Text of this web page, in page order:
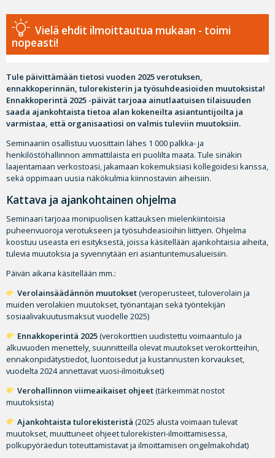
Vielä ehdit ilmoittautua mukaan - toimi
nopeasti!
Tule päivittämään tietosi vuoden 2025 verotuksen,
ennakkoperinnän, tulorekisterin ja työsuhdeasioiden muutoksista!
Ennakkoperintä 2025 -päivät tarjoaa ainutlaatuisen tilaisuuden
saada ajankohtaista tietoa alan kokeneilta asiantuntijoilta ja
varmistaa, että organisaatiosi on valmis tuleviin muutoksiin.
Seminaariin osallistuu vuosittain lähes 1 000 palkka- ja
henkilöstöhallinnon ammattilaista eri puolilta maata. Tule sinäkin
laajentamaan verkostoasi, jakamaan kokemuksiasi kollegoidesi kanssa,
sekä oppimaan uusia näkökulmia kiinnostaviin aiheisiin.
Kattava ja ajankohtainen ohjelma
Seminaari tarjoaa monipuolisen kattauksen mielenkiintoisia
puheenvuoroja verotukseen ja työsuhdeasioihin liittyen. Ohjelma
koostuu useasta eri esityksestä, joissa käsitellään ajankohtaisia aiheita,
tulevia muutoksia ja syvennytään eri asiantuntemusalueisiin.
Päivän aikana käsitellään mm.:
Verolainsäädännön muutokset(veroperusteet, tuloverolain ja
muiden verolakien muutokset, työnantajan sekä työntekijän
sosiaalivakuutusmaksut vuodelle 2025)
Ennakkoperintä 2025(verokorttien uudistettu voimaantulo ja
alkuvuoden menettely, suunnitteilla olevat muutokset verokortteihin,
ennakonpidätystiedot, luontoisedut ja kustannusten korvaukset,
vuodelta 2024 annettavat vuosi-ilmoitukset)
Verohallinnon viimeaikaiset ohjeet(tärkeimmät nostot
muutoksista)
Ajankohtaista tulorekisteristä (2025 alusta voimaan tulevat
muutokset, muuttuneet ohjeet tulorekisteri-ilmoittamisessa,
polkupyöräedun toteuttamistavat ja ilmoittamisen ongelmakohdat)